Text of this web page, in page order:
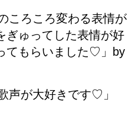
ころころ変わる表情が
ぎゅってした表情が好
てもらいました♡」by
声が大好きです♡」